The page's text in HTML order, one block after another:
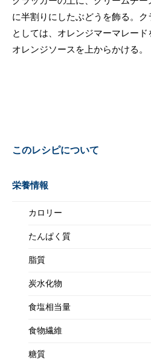
に半割りにしたぶどうを飾る。
としては、オレンジマーマレー
オレンジソースを上からかける。
このレシピについて
栄養情報
カロリー
たんぱく質
脂質
炭水化物
食塩相当量
食物繊維
糖質